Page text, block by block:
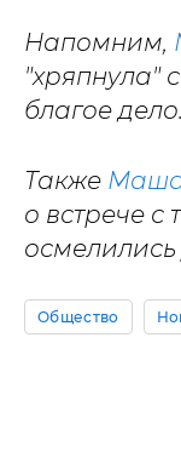
Напомним,
"хряпнула"
благое дело.
Также
о встрече с
осмелились
Общество